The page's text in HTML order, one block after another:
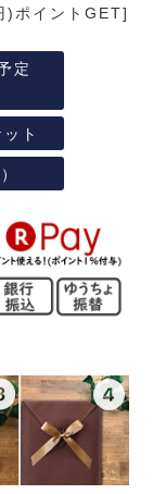
)ポイントGET]
定
ト